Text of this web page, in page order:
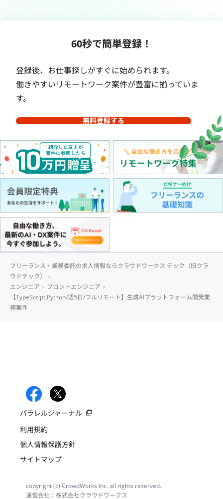
60秒で簡単登録！
登録後、お仕事探しがすぐに始められます。
働きやすいリモートワーク案件が豊富に揃っていま
す。
無料登録する
フリーランス・業務委託の求人情報ならクラウドワークス テック（旧クラ
ウドテック）
エンジニア
フロントエンジニア
【TypeScript,Python/週5日/フルリモート】生成AIプラットフォーム開発業
務案件
パラレルジャーナル
利用規約
個人情報保護方針
サイトマップ
copyright (c) CrowdWorks Inc. all rights reserved.
運営会社：株式会社クラウドワークス